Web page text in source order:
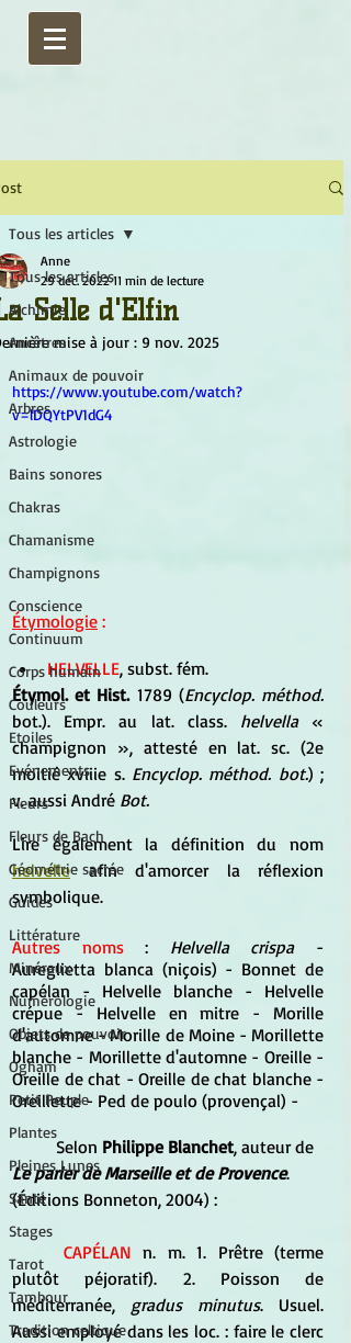
Tous les articles
Alchimie
Ancêtres
Animaux de pouvoir
Arbres
Astrologie
Bains sonores
Chakras
Chamanisme
Champignons
Conscience
Continuum
Corps humain
Couleurs
Etoiles
Evénements
Fleurs
Fleurs de Bach
Géométrie sacrée
Guides
Littérature
Minéraux
Numérologie
Objets de pouvoir
Ogham
Petit Peuple
Plantes
Pleines Lunes
Santé
Stages
Tarot
Tambour
Tradition celtique
Tous les articles
Selle d'Elfin
Anne
29 déc. 2022 11 min de lecture
mise à jour : 9 nov. 2025
https://www.youtube.com/watch?
v=lDQYtPV1dG4
Étymologie :
HELVELLE, subst. fém.
Étymol. et Hist. 1789 (
bot.). Empr. au lat. class. helvella «
champignon », attesté en lat. sc. (2e
moitié xviiie s. Encyclop. méthod. bot.) ;
v. aussi André Bot.
helvelle afin d'amorcer la réflexion
symbolique.
Autres noms : Helvella crispa -
Aureglietta blanca (niçois) - Bonnet de
capélan - Helvelle blanche - Helvelle
crépue - Helvelle en mitre - Morille
d'automne - Morille de Moine - Morillette
blanche - Morillette d'automne - Oreille -
Oreille de chat - Oreille de chat blanche -
Oreillette - Ped de poulo (provençal) -
	Selon
Philippe Blanchet, auteur de
Le parler de Marseille et de Provence.
(Éditions Bonneton, 2004) :
CAPÉLAN n. m. 1. Prêtre (terme
plutôt péjoratif). 2. Poisson de
méditerranée, gradus minutus. Usuel.
Aussi employé dans les loc. : faire le clerc